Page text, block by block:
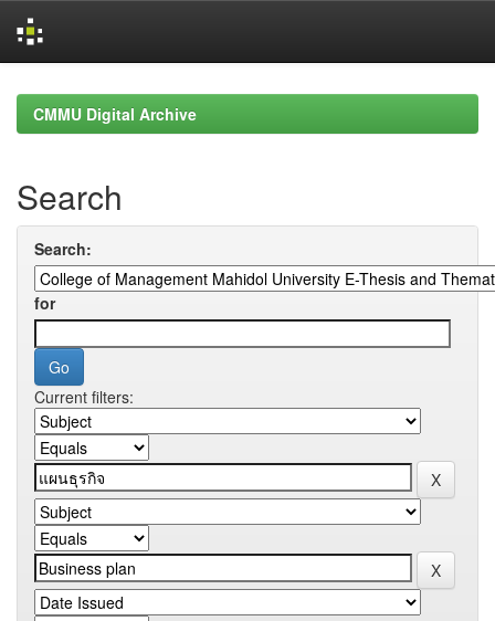
navigationCMMU Digital Archive
Search
Search:
for
Current filters: